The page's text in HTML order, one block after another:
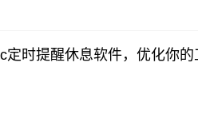
定时提醒休息软件，优化你